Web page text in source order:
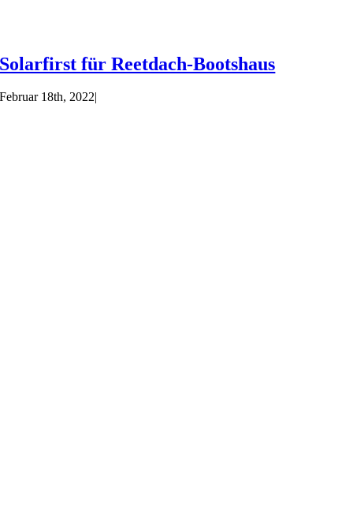
Solarfirst für Reetdach-Bootshaus
Februar 18th, 2022|